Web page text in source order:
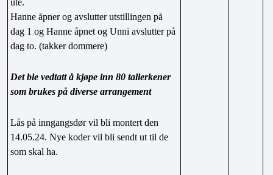
ute.
Hanne åpner og avslutter utstillingen på
dag 1 og Hanne åpnet og Unni avslutter på
dag to. (takker dommere)
Det ble vedtatt å kjøpe inn 80 tallerkener
som brukes på diverse arrangement
Lås på inngangsdør vil bli montert den
14.05.24. Nye koder vil bli sendt ut til de
som skal ha.